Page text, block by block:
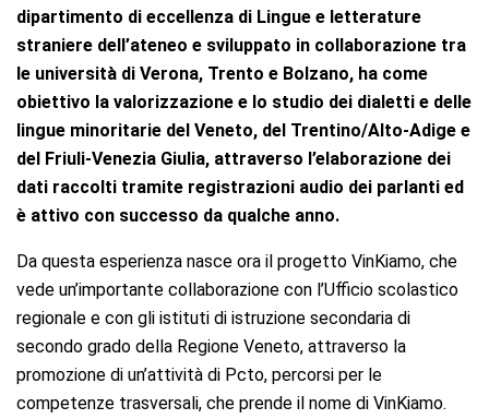
dipartimento di eccellenza di Lingue e letterature
straniere dell’ateneo e sviluppato in collaborazione tra
le università di Verona, Trento e Bolzano, ha come
obiettivo la valorizzazione e lo studio dei dialetti e delle
lingue minoritarie del Veneto, del Trentino/Alto-Adige e
del Friuli-Venezia Giulia, attraverso l’elaborazione dei
dati raccolti tramite registrazioni audio dei parlanti ed
è attivo con successo da qualche anno.
Da questa esperienza nasce ora il progetto VinKiamo, che
vede un’importante collaborazione con l’Ufficio scolastico
regionale e con gli istituti di istruzione secondaria di
secondo grado della Regione Veneto, attraverso la
promozione di un’attività di Pcto, percorsi per le
competenze trasversali, che prende il nome di VinKiamo.